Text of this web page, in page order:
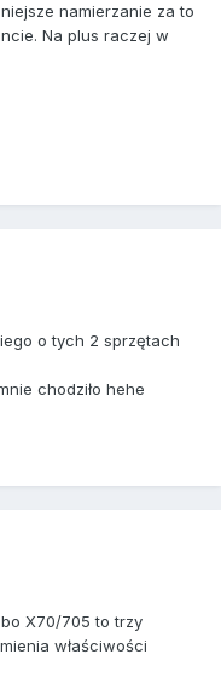
namierzanie za to
Na plus raczej w
o tych 2 sprzętach
chodziło hehe
X70/705 to trzy
właściwości